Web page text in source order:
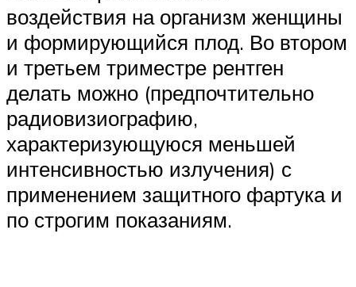
воздействия на организм женщины
и формирующийся плод. Во втором
и третьем триместре рентген
делать можно (предпочтительно
радиовизиографию,
характеризующуюся меньшей
интенсивностью излучения) с
применением защитного фартука и
по строгим показаниям.